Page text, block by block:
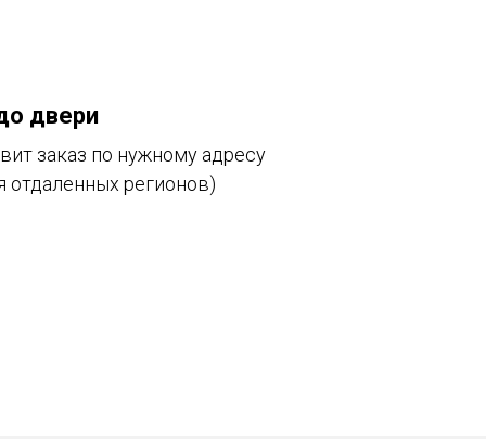
двери
заказ по нужному адресу
отдаленных регионов)